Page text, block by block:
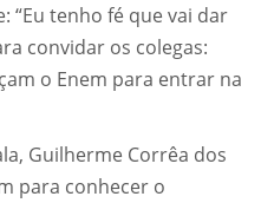
“Eu tenho fé que vai dar
convidar os colegas:
o Enem para entrar na
Guilherme Corrêa dos
para conhecer o